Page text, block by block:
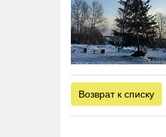
Возврат к списку